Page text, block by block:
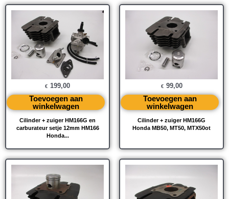
Cilinder + zuiger HM166G en
carburateur setje 12mm HM166
Honda...
€ 199,00
Toevoegen aan
winkelwagen
Cilinder + zuiger HM166G
Honda MB50, MT50, MTX50ot
€ 99,00
Toevoegen aan
winkelwagen